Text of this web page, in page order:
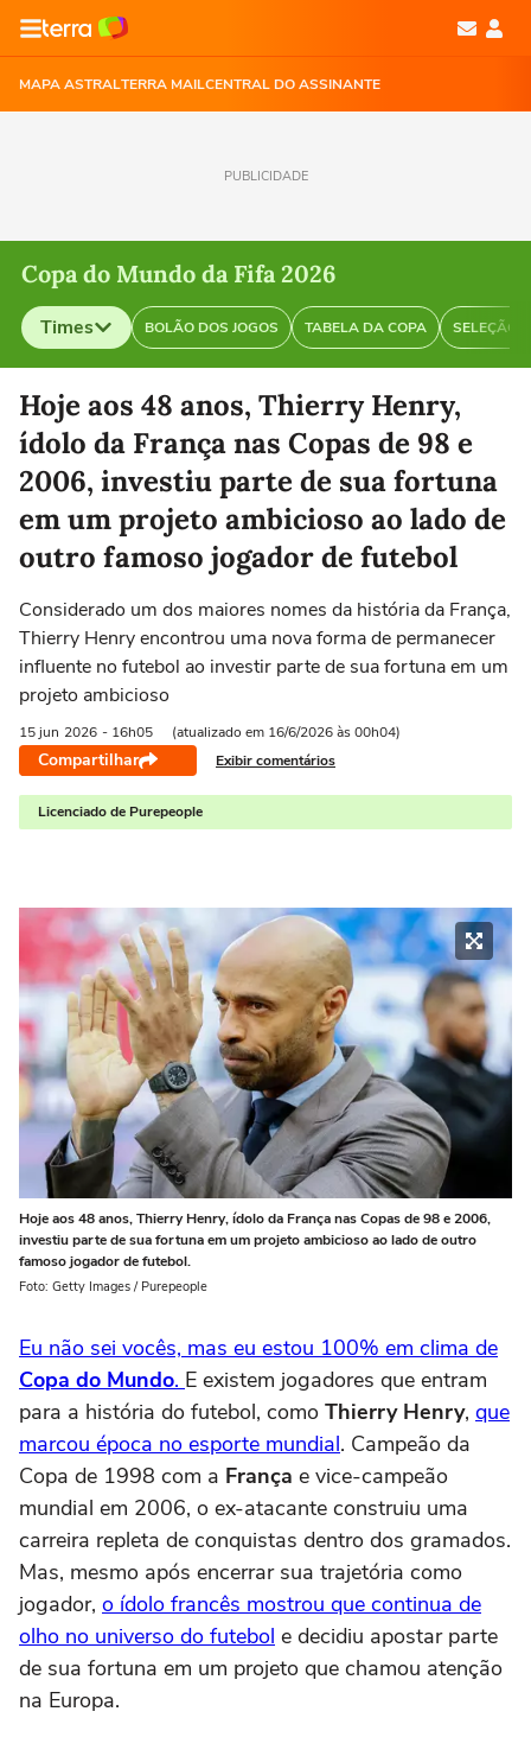
MAPA ASTRALTERRA MAILCENTRAL DO ASSINANTE
PUBLICIDADE
Copa do Mundo da Fifa 2026
Times BOLÃO DOS JOGOS TABELA DA COPA SELEÇÃO
Selecione o time para ver as notícias
Hoje aos 48 anos, Thierry Henry,
ídolo da França nas Copas de 98 e
2006, investiu parte de sua fortuna
em um projeto ambicioso ao lado de
outro famoso jogador de futebol
Considerado um dos maiores nomes da história da França,
Thierry Henry encontrou uma nova forma de permanecer
influente no futebol ao investir parte de sua fortuna em um
projeto ambicioso
15 jun 2026 - 16h05 (atualizado em 16/6/2026 às 00h04)
Compartilhar Exibir comentários
Licenciado de Purepeople
Hoje aos 48 anos, Thierry Henry, ídolo da França nas Copas de 98 e 2006,
investiu parte de sua fortuna em um projeto ambicioso ao lado de outro
famoso jogador de futebol.
Foto: Getty Images / Purepeople
Eu não sei vocês, mas eu estou 100% em clima de
Copa do Mundo. E existem jogadores que entram
para a história do futebol, como Thierry Henry, que
marcou época no esporte mundial. Campeão da
Copa de 1998 com a França e vice-campeão
mundial em 2006, o ex-atacante construiu uma
carreira repleta de conquistas dentro dos gramados.
Mas, mesmo após encerrar sua trajetória como
jogador, o ídolo francês mostrou que continua de
olho no universo do futebol e decidiu apostar parte
de sua fortuna em um projeto que chamou atenção
na Europa.